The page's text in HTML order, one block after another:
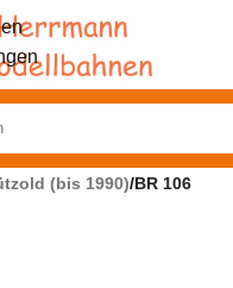
(bis 1990)/BR 106